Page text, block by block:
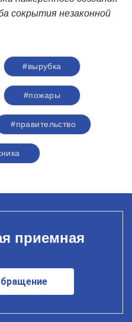
сокрытия незаконной
#вырубка
#пожары
#правительство
приемная